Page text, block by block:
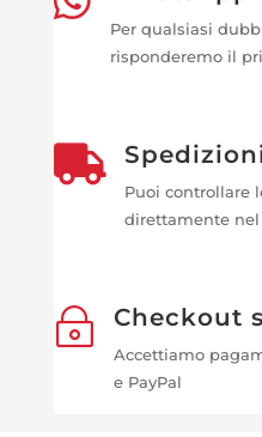
Per qualsiasi
risponderemo il

Puoi controllare
direttamente nel
~ Checkout
Accettiamo
e PayPal